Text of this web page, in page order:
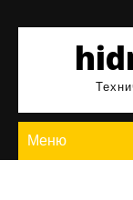
содержимому
Меню